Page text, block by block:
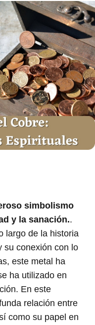
simbolismo
y la sanación..
largo de la historia
su conexión con lo
este metal ha
ha utilizado en
En este
relación entre
como su papel en